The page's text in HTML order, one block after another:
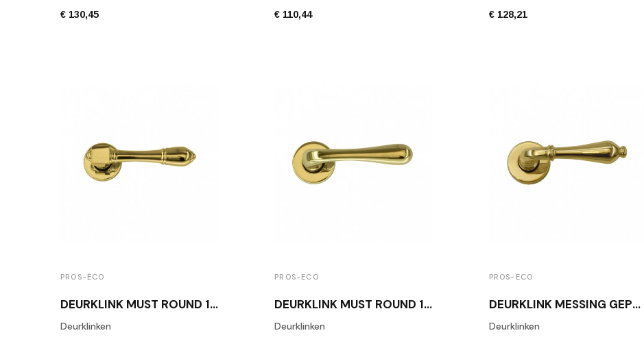
€ 130,45 € 110,44 € 128,21
PROS-ECO
DEURKLINK MUST ROUND 15 MESSING GEPOLIJST
Deurklinken
PROS-ECO
DEURKLINK MUST ROUND 16 GEPOLIJST MESSING
Deurklinken
PROS-ECO
DEURKLINK MESSING GEPOLIJST MUST ROUND 18 OL
Deurklinken